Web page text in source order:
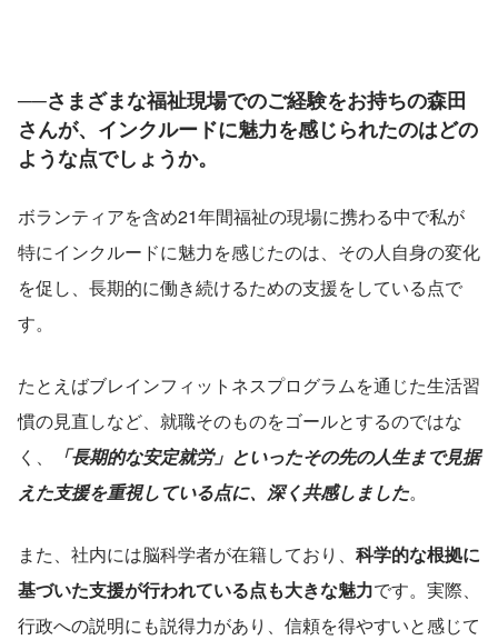
──さまざまな福祉現場でのご経験をお持ちの森田
さんが、インクルードに魅力を感じられたのはどの
ような点でしょうか。
ボランティアを含め21年間福祉の現場に携わる中で私が
特にインクルードに魅力を感じたのは、その人自身の変化
を促し、長期的に働き続けるための支援をしている点で
す。
たとえばブレインフィットネスプログラムを通じた生活習
慣の見直しなど、就職そのものをゴールとするのではな
く、
「長期的な安定就労」といったその先の人生まで見据
えた支援を重視している点に、深く共感しました。
また、社内には脳科学者が在籍しており、 科学的な根拠に
基づいた支援が行われている点も大きな魅力です。実際、
行政への説明にも説得力があり、信頼を得やすいと感じて